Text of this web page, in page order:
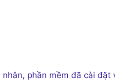
phần mềm đã cài đặt